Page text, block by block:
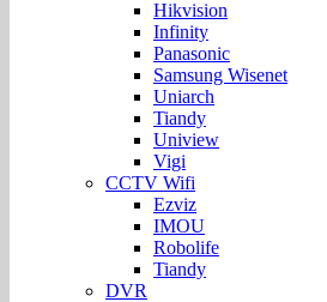
Hikvision
Infinity
Panasonic
Samsung Wisenet
Uniarch
Tiandy
Uniview
Vigi
CCTV Wifi
Ezviz
IMOU
Robolife
Tiandy
DVR